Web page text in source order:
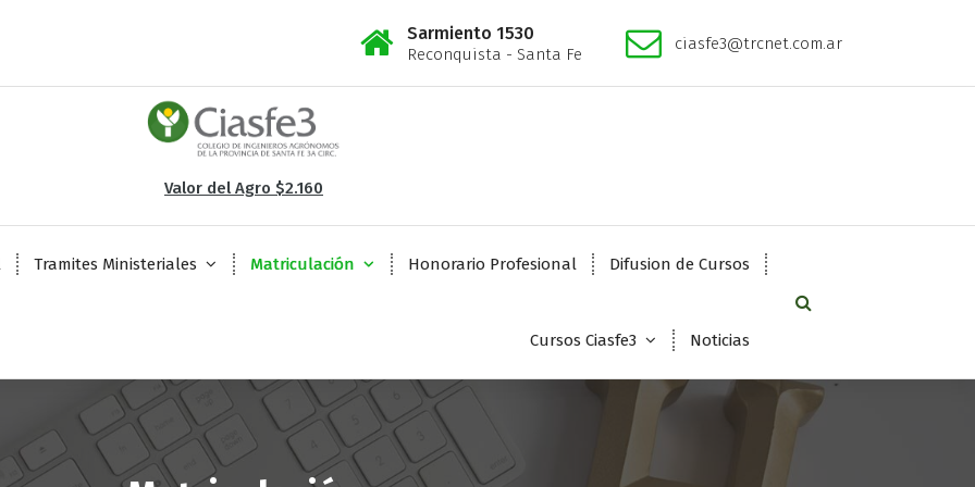
Sarmiento 1530
Reconquista - Santa Fe
ciasfe3@trcnet.com.ar
Valor del Agro $2.160
Tramites Ministeriales Matriculación Honorario Profesional Difusion de Cursos
Cursos Ciasfe3 Noticias